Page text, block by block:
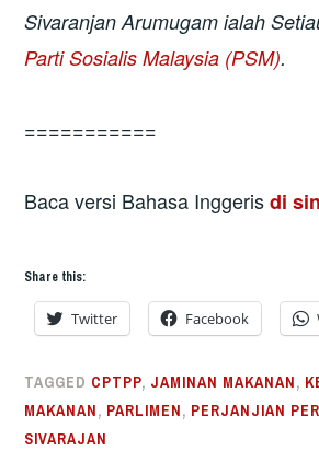
Sivaranjan Arumugam ialah
Parti Sosialis Malaysia (PSM).
===========
Baca versi Bahasa Inggerisdi
Share this:
Twitter Facebook
TAGGED CPTPP, JAMINAN MAKANAN,
MAKANAN, PARLIMEN, PERJANJIAN
SIVARAJAN